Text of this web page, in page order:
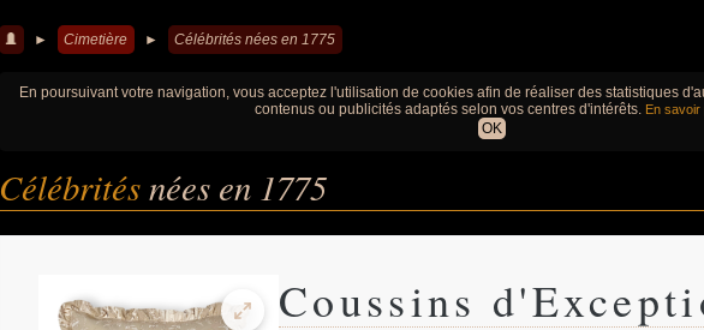
► Cimetière ► Célébrités nées en 1775
En poursuivant votre navigation, vous acceptez l'utilisation de cookies afin de réaliser des statistiques
contenus ou publicités adaptés selon vos centres d'intérêts. En savoir
OK
Célébritésnées en 1775
Coussins